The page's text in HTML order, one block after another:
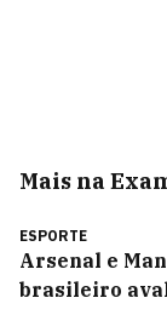
Mais na
ESPORTE
Arsenal e
brasileiro